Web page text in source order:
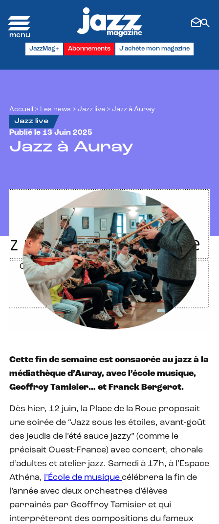
JazzMag+ Abonnements J'achète mon magazine
Accueil > Les news > Jazz live > Jazz à Auray
Jazz live
Publié le 13 Juin 2025
Jazz à Auray
Cette fin de semaine est consacrée au jazz à la
médiathèque d’Auray, avec l’école musique,
Geoffroy Tamisier… et Franck Bergerot.
Dès hier, 12 juin, la Place de la Roue proposait
une soirée de “Jazz sous les étoiles, avant-goût
des jeudis de l’été sauce jazzy” (comme le
précisait Ouest-France) avec concert, chorale
d’adultes et atelier jazz. Samedi à 17h, à l’Espace
Athéna, l’École de musique célébrera la fin de
l’année avec deux orchestres d’élèves
parrainés par Geoffroy Tamisier et qui
interpréteront des compositions du fameux